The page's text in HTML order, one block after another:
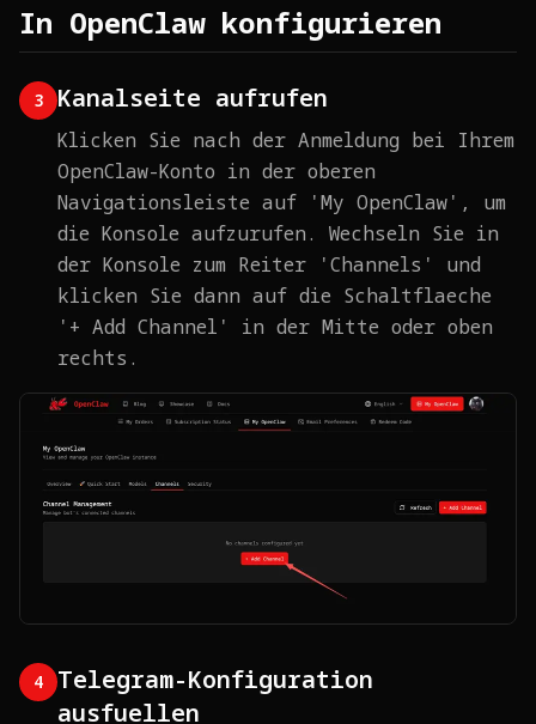
In OpenClaw konfigurieren
3 Kanalseite aufrufen
Klicken Sie nach der Anmeldung bei Ihrem
OpenClaw-Konto in der oberen
Navigationsleiste auf 'My OpenClaw', um
die Konsole aufzurufen. Wechseln Sie in
der Konsole zum Reiter 'Channels' und
klicken Sie dann auf die Schaltflaeche
'+ Add Channel' in der Mitte oder oben
rechts.
4
Telegram-Konfiguration
ausfuellen